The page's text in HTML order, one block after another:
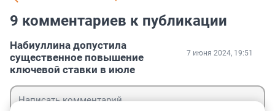
9 комментариев к публикации
Набиуллина допустила
существенное повышение
ключевой ставки в июле
7 июня 2024, 19:51